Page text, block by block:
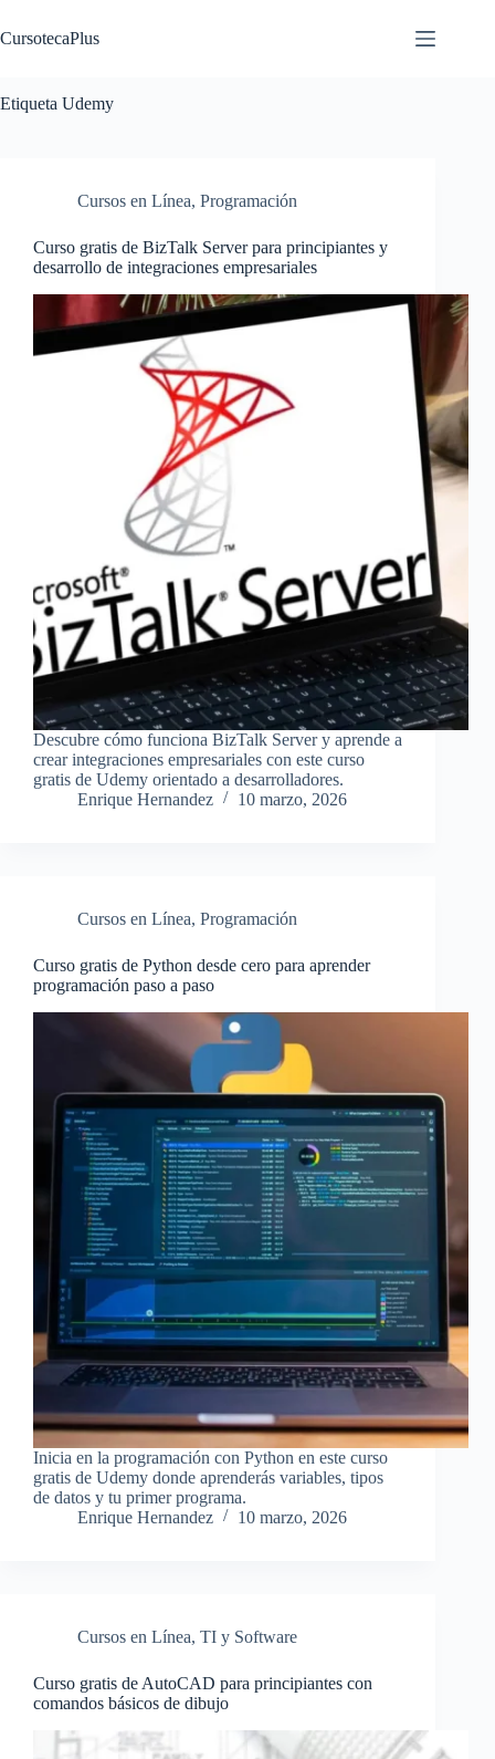
al
contenido
CursotecaPlus
Etiqueta Udemy
Cursos en Línea, Programación
Curso gratis de BizTalk Server para principiantes y
desarrollo de integraciones empresariales
Descubre cómo funciona BizTalk Server y aprende a
crear integraciones empresariales con este curso
gratis de Udemy orientado a desarrolladores.
Enrique Hernandez
10 marzo, 2026
Cursos en Línea, Programación
Curso gratis de Python desde cero para aprender
programación paso a paso
Inicia en la programación con Python en este curso
gratis de Udemy donde aprenderás variables, tipos
de datos y tu primer programa.
Enrique Hernandez
10 marzo, 2026
Cursos en Línea, TI y Software
Curso gratis de AutoCAD para principiantes con
comandos básicos de dibujo